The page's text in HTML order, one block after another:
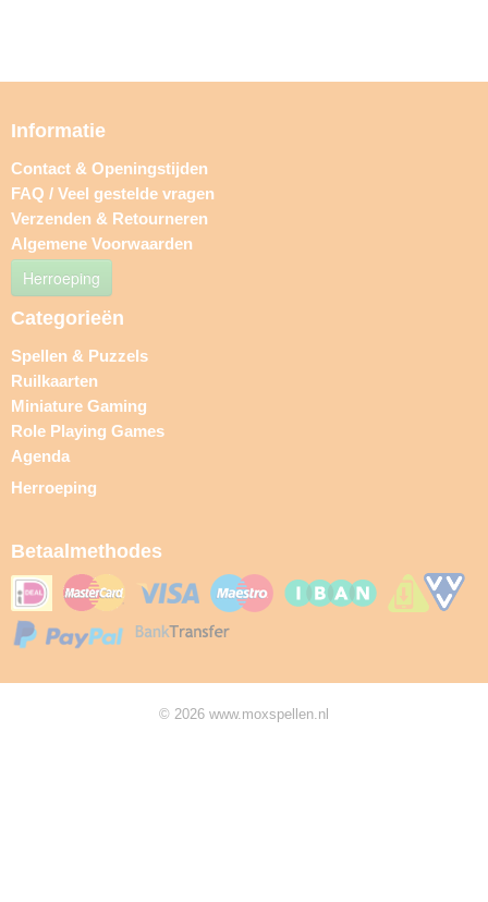
Informatie
Contact & Openingstijden
FAQ / Veel gestelde vragen
Verzenden & Retourneren
Algemene Voorwaarden
Herroeping
Categorieën
Spellen & Puzzels
Ruilkaarten
Miniature Gaming
Role Playing Games
Agenda
Herroeping
Betaalmethodes
© 2026 www.moxspellen.nl